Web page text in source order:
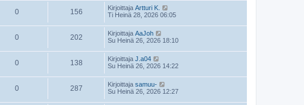
0 156 Kirjoittaja Artturi K.
Ti Heinä 28, 2026 06:05
0 202 Kirjoittaja AaJoh
Su Heinä 26, 2026 18:10
0 138 Kirjoittaja J.a04
Su Heinä 26, 2026 14:22
0 287 Kirjoittaja samuu-
Su Heinä 26, 2026 12:27